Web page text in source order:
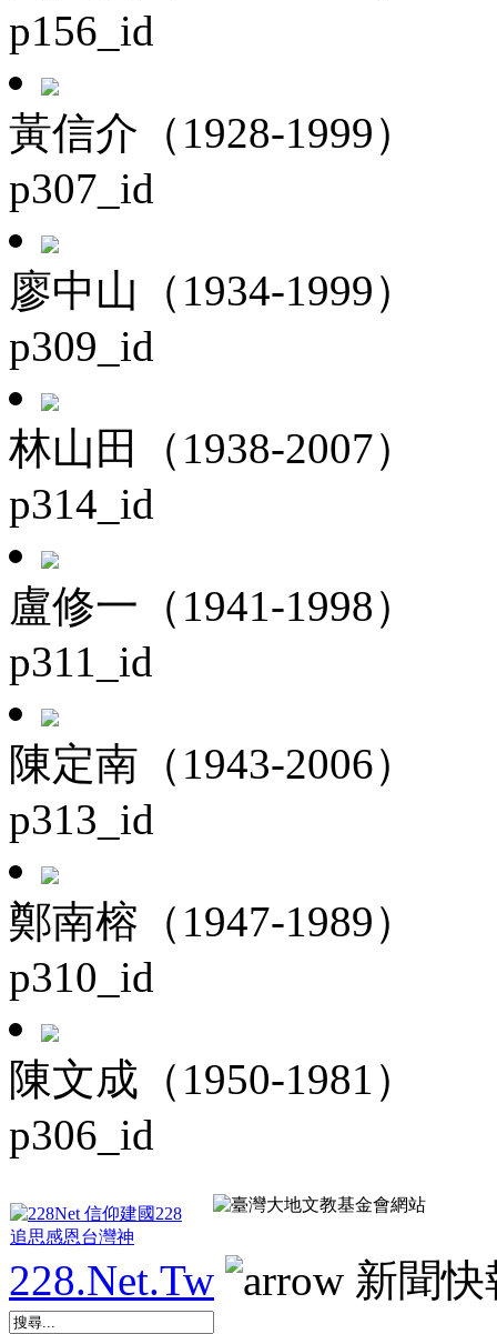
p156_id
黃信介（1928-1999）
p307_id
廖中山（1934-1999）
p309_id
林山田（1938-2007）
p314_id
盧修一（1941-1998）
p311_id
陳定南（1943-2006）
p313_id
鄭南榕（1947-1989）
p310_id
陳文成（1950-1981）
p306_id
228.Net.Tw 新聞快